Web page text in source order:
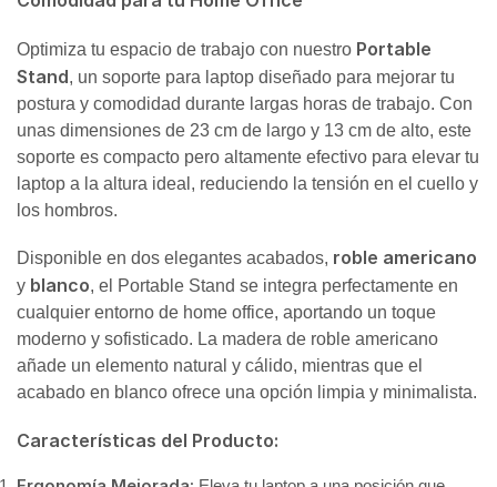
Optimiza tu espacio de trabajo con nuestro Portable
Stand, un soporte para laptop diseñado para mejorar tu
postura y comodidad durante largas horas de trabajo. Con
unas dimensiones de 23 cm de largo y 13 cm de alto, este
soporte es compacto pero altamente efectivo para elevar tu
laptop a la altura ideal, reduciendo la tensión en el cuello y
los hombros.
Disponible en dos elegantes acabados, roble americano
y blanco, el Portable Stand se integra perfectamente en
cualquier entorno de home office, aportando un toque
moderno y sofisticado. La madera de roble americano
añade un elemento natural y cálido, mientras que el
acabado en blanco ofrece una opción limpia y minimalista.
Características del Producto: